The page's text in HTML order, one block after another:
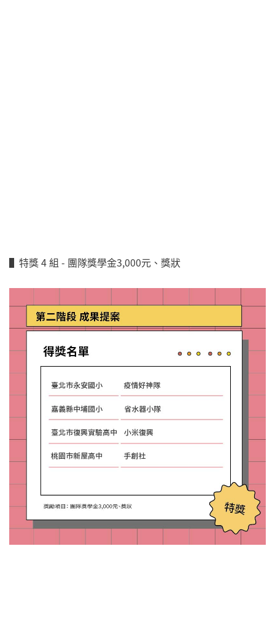
▌特獎 4 組 - 團隊獎學金3,000元、獎狀